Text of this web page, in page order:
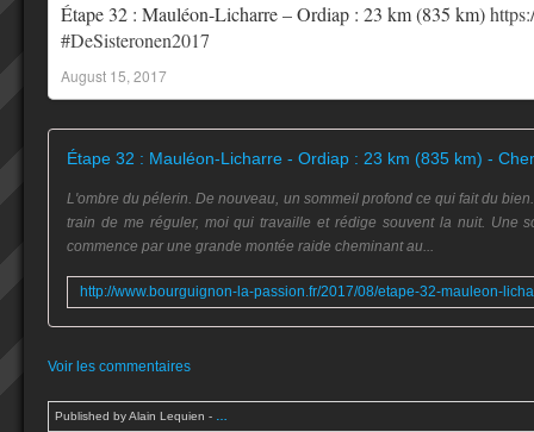
Étape 32 : Mauléon-Licharre – Ordiap : 23 km (835 km)
#DeSisteronen2017
August 15, 2017
L'ombre du pélerin. De nouveau, un sommeil profond ce qui fait du
train de me réguler, moi qui travaille et rédige souvent la nuit. Une
commence par une grande montée raide cheminant au...
Voir les commentaires
Published by Alain Lequien -